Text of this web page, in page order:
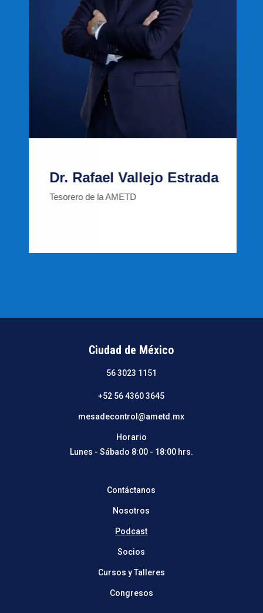
Dr. Rafael Vallejo Estrada
Tesorero de la AMETD
Ciudad de México
56 3023 1151
+52 56 4360 3645
mesadecontrol@ametd.mx
Horario
Lunes - Sábado 8:00 - 18:00 hrs.
Contáctanos
Nosotros
Podcast
Socios
Cursos y Talleres
Congresos